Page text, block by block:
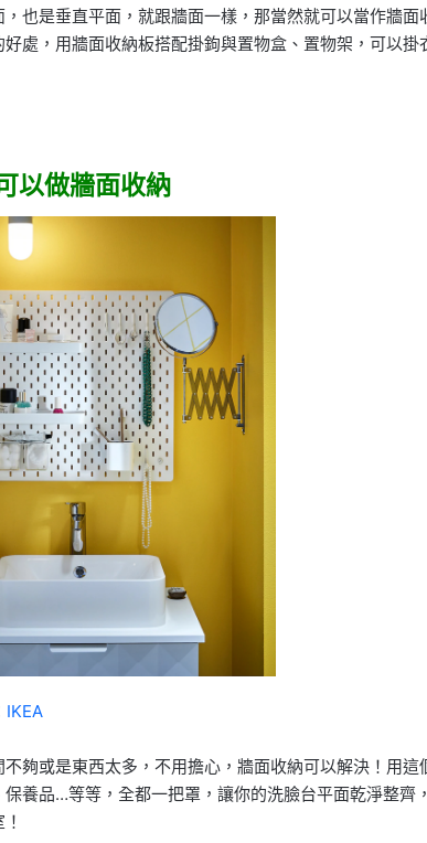
，也是垂直平面，就跟牆面一樣，那當然就可以當作牆
處，用牆面收納板搭配掛鉤與置物盒、置物架，可以
以做牆面收納
IKEA
夠或是東西太多，不用擔心，牆面收納可以解決！用
保養品…等等，全都一把罩，讓你的洗臉台平面乾淨整齊